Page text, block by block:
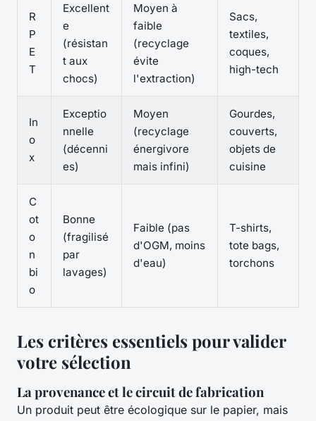
R
P
E
T
Excellent
e
(résistan
t aux
chocs)
Moyen à
faible
(recyclage
évite
l'extraction)
Sacs,
textiles,
coques,
high-tech
In
o
x
Exceptio
nnelle
(décenni
es)
Moyen
(recyclage
énergivore
mais infini)
Gourdes,
couverts,
objets de
cuisine
C
ot
o
n
bi
o
Bonne
(fragilisé
par
lavages)
Faible (pas
d'OGM, moins
d'eau)
T-shirts,
tote bags,
torchons
Les critères essentiels pour valider
votre sélection
La provenance et le circuit de fabrication
Un produit peut être écologique sur le papier, mais